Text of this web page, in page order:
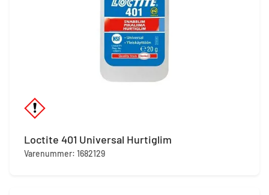
Loctite 401 Universal Hurtiglim
Varenummer: 1682129